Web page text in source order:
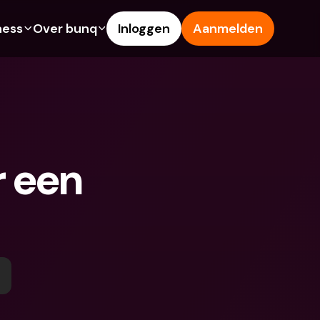
Geld opnemen & storten bij
een geldautomaat
Over bunq Inloggen Aanmelden
een